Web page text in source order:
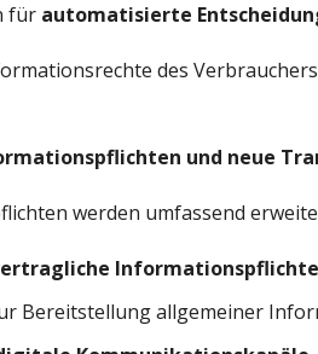
für automatisierte
des
und neue
werden umfassend
Bereitstellung allgemeiner